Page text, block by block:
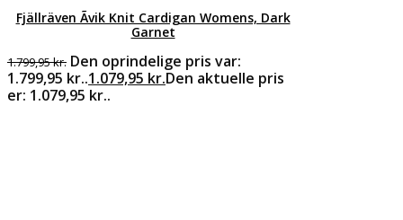
Fjällräven Ãvik Knit Cardigan Womens, Dark
Garnet
1.799,95kr. Den oprindelige pris var:
1.799,95 kr..1.079,95 kr.Den aktuelle pris
er: 1.079,95 kr..